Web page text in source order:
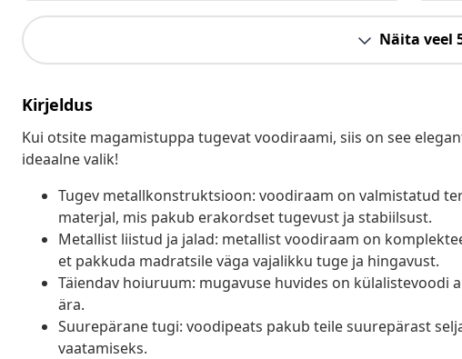
Näita veel
Kirjeldus
Kui otsite magamistuppa tugevat voodiraami, siis on see
ideaalne valik!
Tugev metallkonstruktsioon: voodiraam on valmistatud
materjal, mis pakub erakordset tugevust ja stabiilsust.
Metallist liistud ja jalad: metallist voodiraam on
et pakkuda madratsile väga vajalikku tuge ja hingavust.
Täiendav hoiuruum: mugavuse huvides on külalistevoodi
ära.
Suurepärane tugi: voodipeats pakub teile suurepärast
vaatamiseks.